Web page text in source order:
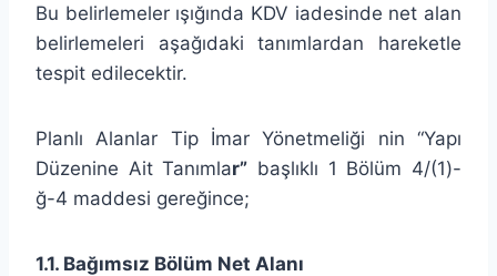
Bu belirlemeler ışığında KDV iadesinde net alan
belirlemeleri aşağıdaki tanımlardan hareketle
tespit edilecektir.
Planlı Alanlar Tip İmar Yönetmeliği nin “Yapı
Düzenine Ait Tanımlar” başlıklı 1 Bölüm 4/(1)-
ğ-4 maddesi gereğince;
1.1. Bağımsız Bölüm Net Alanı